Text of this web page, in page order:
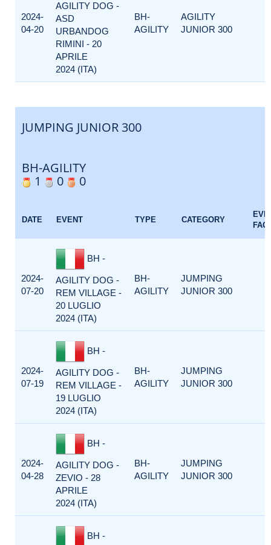
2024-
04-20
AGILITY DOG -
ASD
URBANDOG
RIMINI - 20
APRILE
2024 (ITA)
BH-
AGILITY
AGILITY
JUNIOR 300
JUMPING JUNIOR 300
BH-AGILITY
1
0 0
DATE EVENT TYPE CATEGORY
2024-
07-20
BH -
AGILITY DOG -
REM VILLAGE -
20 LUGLIO
2024 (ITA)
BH-
AGILITY
JUMPING
JUNIOR 300
2024-
07-19
BH -
AGILITY DOG -
REM VILLAGE -
19 LUGLIO
2024 (ITA)
BH-
AGILITY
JUMPING
JUNIOR 300
2024-
04-28
BH -
AGILITY DOG -
ZEVIO - 28
APRILE
2024 (ITA)
BH-
AGILITY
JUMPING
JUNIOR 300
BH -